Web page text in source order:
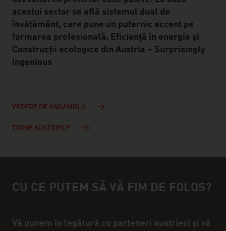
acestui sector se află sistemul dual de
învățământ, care pune un puternic accent pe
formarea profesională. Eficiență în energie și
Construcții ecologice din Austria – Surprisingly
Ingenious
VEDERE DE ANSAMBLU
FIRME AUSTRIECE
Persona de contact care vă poate sprijini cu mai multe
CU CE PUTEM SĂ VĂ FIM DE FOLOS?
Vă punem în legătură cu parteneri austrieci și vă